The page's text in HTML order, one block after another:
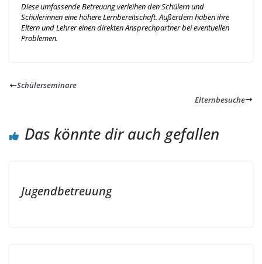
Diese umfassende Betreuung verleihen den Schülern und
Schülerinnen eine höhere Lernbereitschaft. Außerdem haben ihre
Eltern und Lehrer einen direkten Ansprechpartner bei eventuellen
Problemen.
Schülerseminare
Elternbesuche
Das könnte dir auch gefallen
Jugendbetreuung